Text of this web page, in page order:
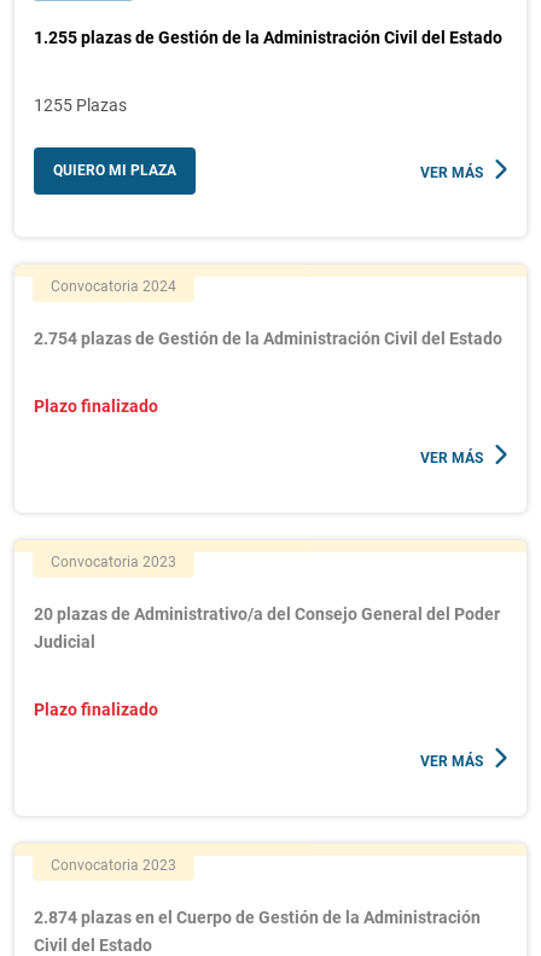
1.255 plazas de Gestión de la Administración Civil del Estado
1255 Plazas
QUIERO MI PLAZA VER MÁS
Convocatoria 2024
2.754 plazas de Gestión de la Administración Civil del Estado
Plazo finalizado
VER MÁS
Convocatoria 2023
20 plazas de Administrativo/a del Consejo General del Poder
Judicial
Plazo finalizado
VER MÁS
Convocatoria 2023
2.874 plazas en el Cuerpo de Gestión de la Administración
Civil del Estado